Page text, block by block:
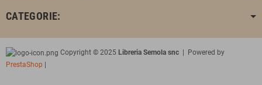
CATEGORIE:
Copyright © 2025 Libreria Semola snc | Powered by
PrestaShop